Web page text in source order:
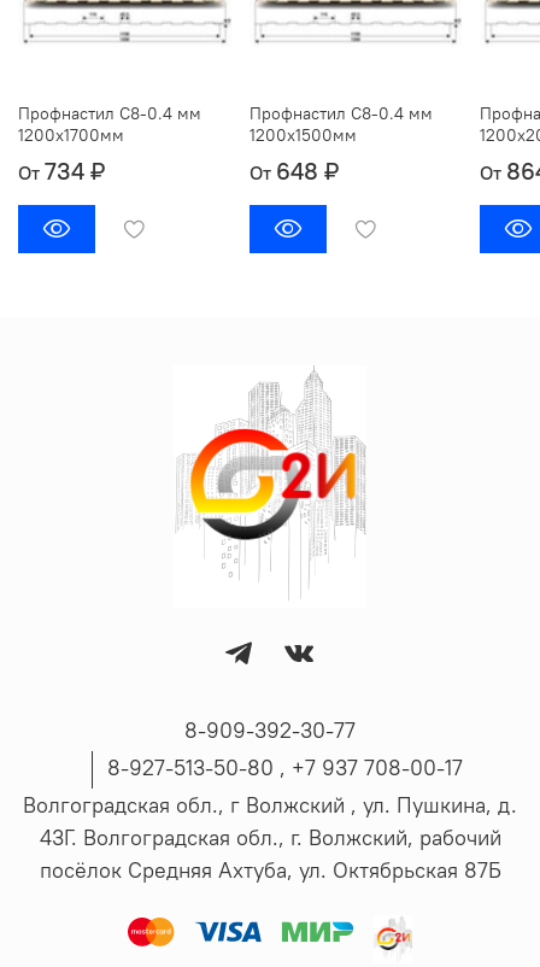
Профнастил С8-0.4 мм
1200х1700мм
От 734 ₽
Профнастил С8-0.4 мм
1200х1500мм
От 648 ₽ От
8-909-392-30-77
8-927-513-50-80 , ‪+7 937 708-00-17
Волгоградская обл., г Волжский , ул. Пушкина, д.
43Г. Волгоградская обл., г. Волжский, рабочий
посёлок Средняя Ахтуба, ул. Октябрьская 87Б